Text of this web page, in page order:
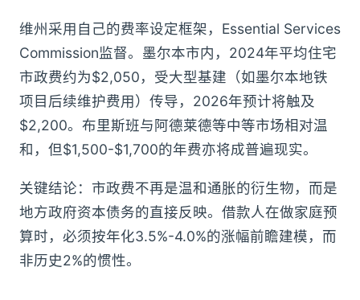
维州采用自己的费率设定框架，Essential Services
Commission监督。墨尔本市内，2024年平均住宅
市政费约为$2,050，受大型基建（如墨尔本地铁
项目后续维护费用）传导，2026年预计将触及
$2,200。布里斯班与阿德莱德等中等市场相对温
和，但$1,500-$1,700的年费亦将成普遍现实。
关键结论：市政费不再是温和通胀的衍生物，而是
地方政府资本债务的直接反映。借款人在做家庭预
算时，必须按年化3.5%-4.0%的涨幅前瞻建模，而
非历史2%的惯性。